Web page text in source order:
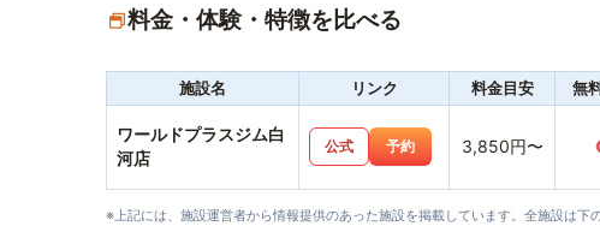
料金・体験・特徴を比べる
施設名 リンク 料金目安 無
ワールドプラスジム白
河店
公式 予約 3,850円〜
※上記には、施設運営者から情報提供のあった施設を掲載しています。全施設は下